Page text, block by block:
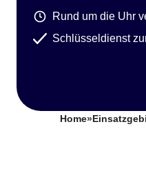
Rund um die Uhr
Schlüsseldienst
Home»